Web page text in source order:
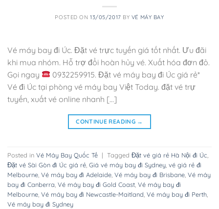
POSTED ON13/05/2017 BY VÉ MÁY BAY
Vé máy bay đi Úc. Đặt vé trực tuyến giá tốt nhất. Ưu đãi
khi mua nhóm. Hỗ trợ đổi hoàn hủy vé. Xuất hóa đơn đỏ.
Gọi ngay
0932259915. Đặt vé máy bay đi Úc giá rẻ*
Vé đi Úc tại phòng vé máy bay Việt Today. đặt vé trự
tuyến, xuất vé online nhanh […]
CONTINUE READING →
Posted in Vé Máy Bay Quốc Tế | Tagged Đặt vé giá rẻ Hà Nội đi Úc
Đặt vé Sài Gòn đi Úc giá rẻ Giá vé máy bay đi Sydney vé giá rẻ đi
Melbourne Vé máy bay đi Adelaide Vé máy bay đi Brisbane Vé máy
bay đi Canberra Vé máy bay đi Gold Coast Vé máy bay đi
Melbourne Vé máy bay đi Newcastle-Maitland Vé máy bay đi Perth
Vé máy bay đi Sydney